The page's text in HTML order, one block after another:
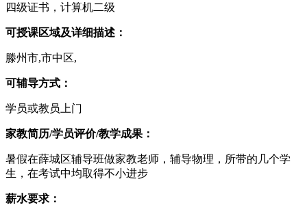
四级证书，计算机二级
可授课区域及详细描述：
滕州市,市中区,
可辅导方式：
学员或教员上门
家教简历/学员评价/教学成果：
暑假在薛城区辅导班做家教老师，辅导物理，所带的几个学
生，在考试中均取得不小进步
薪水要求：